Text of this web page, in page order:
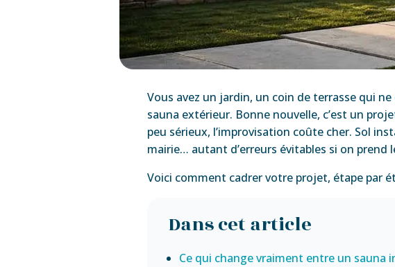
Vous avez un jardin, un coin de terrasse qui
sauna extérieur. Bonne nouvelle, c’est un
peu sérieux, l’improvisation coûte cher. Sol
mairie… autant d’erreurs évitables si on prend
Voici comment cadrer votre projet, étape par
Dans cet article
Ce qui change vraiment entre un sauna